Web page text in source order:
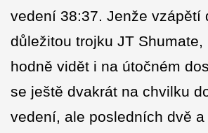
vedení 38:37. Jenže vzápětí
důležitou trojku JT Shumate,
hodně vidět i na útočném
se ještě dvakrát na chvilku
vedení, ale posledních dvě